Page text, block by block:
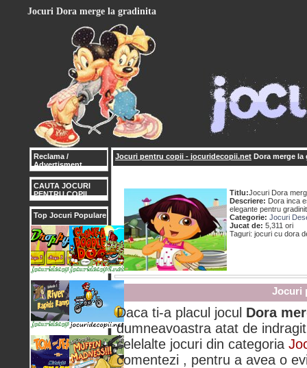
Jocuri Dora merge la gradinita
Reclama /
Advertisment
CAUTA JOCURI
PENTRU COPII
Top Jocuri Populare
Jocuri pentru copii - jocuridecopii.net Dora merge la
Titlu:Jocuri Dora
Descriere: Dora inca
elegante pentru
Categorie: Jocuri
Jucat de: 5,311 ori
Taguri: jocuri cu dora
Jocuri
Daca ti-a placul jocul Dora
dumneavoastra atat de
celelalte jocuri din categoria
comentezi , pentru a avea o